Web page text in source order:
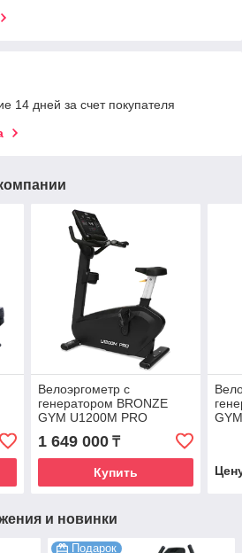
14 дней за счет покупателя
Велоэргометр с
генератором BRONZE
GYM U1200M PRO
1 649 000₸
Купить
и новинки
Подарок